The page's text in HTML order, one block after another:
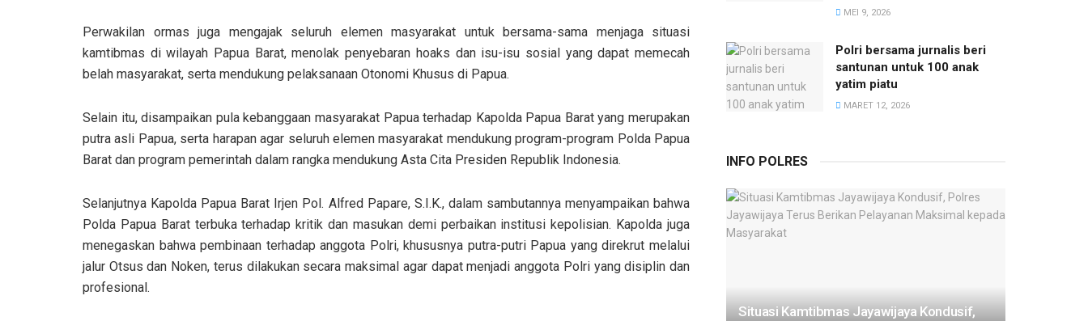
Perwakilan ormas juga mengajak seluruh elemen masyarakat untuk bersama-sama menjaga situasi
kamtibmas di wilayah Papua Barat, menolak penyebaran hoaks dan isu-isu sosial yang dapat memecah
belah masyarakat, serta mendukung pelaksanaan Otonomi Khusus di Papua.
Selain itu, disampaikan pula kebanggaan masyarakat Papua terhadap Kapolda Papua Barat yang merupakan
putra asli Papua, serta harapan agar seluruh elemen masyarakat mendukung program-program Polda Papua
Barat dan program pemerintah dalam rangka mendukung Asta Cita Presiden Republik Indonesia.
Selanjutnya Kapolda Papua Barat Irjen Pol. Alfred Papare, S.I.K., dalam sambutannya menyampaikan bahwa
Polda Papua Barat terbuka terhadap kritik dan masukan demi perbaikan institusi kepolisian. Kapolda juga
menegaskan bahwa pembinaan terhadap anggota Polri, khususnya putra-putri Papua yang direkrut melalui
jalur Otsus dan Noken, terus dilakukan secara maksimal agar dapat menjadi anggota Polri yang disiplin dan
profesional.
MEI 9, 2026
Polri bersama jurnalis beri
santunan untuk 100 anak
yatim piatu
MARET 12, 2026
INFO POLRES
Situasi Kamtibmas Jayawijaya Kondusif,